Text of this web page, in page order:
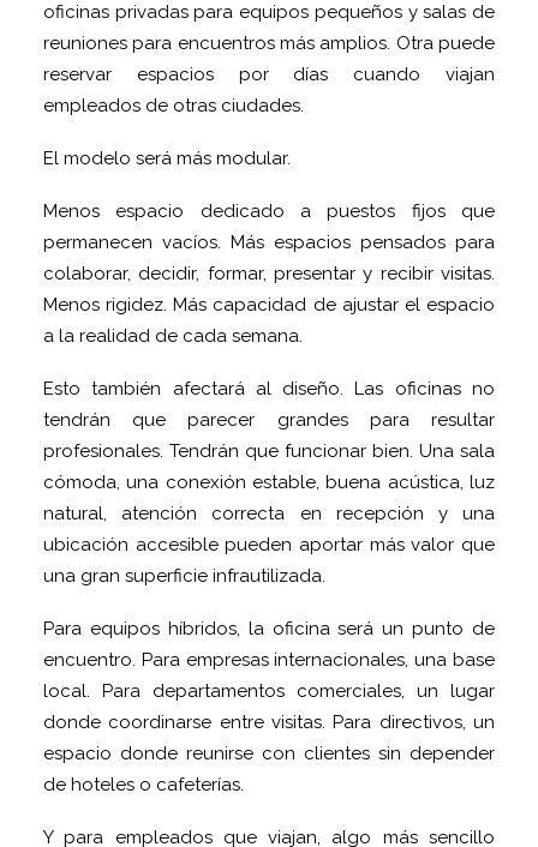
oficinas privadas para equipos pequeños y salas de
reuniones para encuentros más amplios. Otra puede
reservar espacios por días cuando viajan
empleados de otras ciudades.
El modelo será más modular.
Menos espacio dedicado a puestos fijos que
permanecen vacíos. Más espacios pensados para
colaborar, decidir, formar, presentar y recibir visitas.
Menos rigidez. Más capacidad de ajustar el espacio
a la realidad de cada semana.
Esto también afectará al diseño. Las oficinas no
tendrán que parecer grandes para resultar
profesionales. Tendrán que funcionar bien. Una sala
cómoda, una conexión estable, buena acústica, luz
natural, atención correcta en recepción y una
ubicación accesible pueden aportar más valor que
una gran superficie infrautilizada.
Para equipos híbridos, la oficina será un punto de
encuentro. Para empresas internacionales, una base
local. Para departamentos comerciales, un lugar
donde coordinarse entre visitas. Para directivos, un
espacio donde reunirse con clientes sin depender
de hoteles o cafeterías.
Y para empleados que viajan, algo más sencillo